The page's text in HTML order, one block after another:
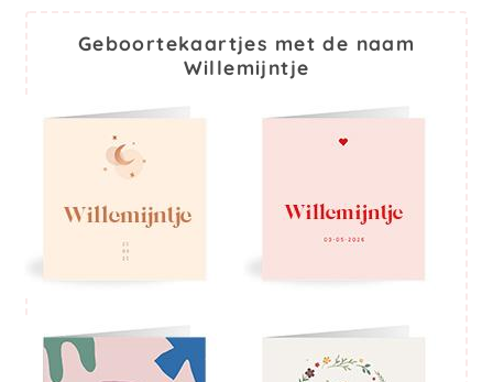
Geboortekaartjes met de naam
Willemijntje